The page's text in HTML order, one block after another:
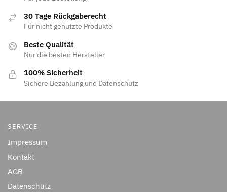
30 Tage Rückgaberecht
Für nicht genutzte Produkte
Beste Qualität
Nur die besten Hersteller
100% Sicherheit
Sichere Bezahlung und Datenschutz
SERVICE
Impressum
Kontakt
AGB
Datenschutz